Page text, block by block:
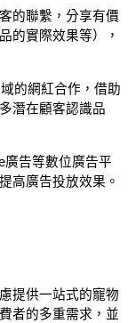
的聯繫，分享有價
的實際效果等），
的網紅合作，借助
潛在顧客認識品
廣告等數位廣告平
高廣告投放效果。
提供一站式的寵物
者的多重需求，並